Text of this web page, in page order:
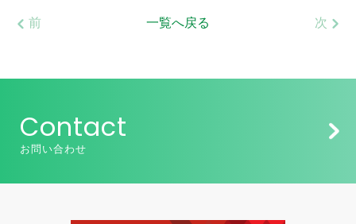
前 一覧へ戻る 次
Contact
お問い合わせ